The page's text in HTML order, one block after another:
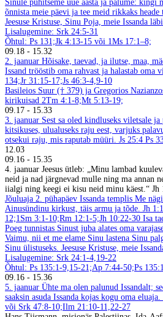
Sinule pühitseme uue aasta ja palume: kingi
õnnista meie päevi ja tee meid rikkaks heade
Jeesuse Kristuse, Sinu Poja, meie Issanda
Lisalugemine: Srk 24:5-31
Õhtul: Ps 131;Jk 4:13-15 või 1Ms 17:1–8;
09.18 - 15.32
2. jaanuar Hõisake, taevad, ja ilutse, maa,
Issand trööstib oma rahvast ja halastab oma
134;Jr 31:15-17;Js 46:3-4,9-10
Basileios Suur († 379) ja Gregorios
kirikuisad 2Tm 4:1-8;Mt 5:13-19;
09.17 - 15.33
3. jaanuar Sest sa oled kindluseks viletsale ja
kitsikuses, ulualuseks raju eest, varjuks
otsekui raju, mis raputab müüri. Js 25:4 Ps
12.03
09.16 - 15.35
4. jaanuar Jeesus ütleb: „Minu lambad
neid ja nad järgnevad mulle ning ma annan
iialgi ning keegi ei kisu neid minu käest.“ Jh
Jõuluaja 2. pühapäev Issanda templis Me
Ainusündinu kirkust, täis armu ja tõde. Jh
12;1Sm 3:1-10;Rm 12:1-5;Jh 10:22-30 Isa
Poeg tunnistas Sinust juba alates oma
Vaimu, nii et me elame Sinu lastena Sinu
Sinu ülistuseks. Jeesuse Kristuse, meie
Lisalugemine: Srk 24:1-4,19-22
Õhtul: Ps 135:1-9,15-21;Ap 7:44-50;Ps
09.16 - 15.36
5. jaanuar Ühte ma olen palunud Issandalt;
saaksin asuda Issanda kojas kogu oma eluaja.
või Srk 47:8-10;Ilm 21:10-11,22-27